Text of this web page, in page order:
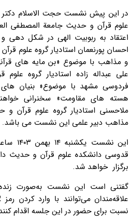
در این پیش نشست حجت الاسلام
علوم قرآن و حدیث جامعة المصطفی
اعتقاد به ربوبیت الهی در شکل دهی
احسان پورنعمان استادیار گروه علوم
و مذاهب با موضوع «بن مایه های
علی عبداله زاده استادیار گروه
فردوسی مشهد با موضوع« بنیان های
هسته های مقاومت» سخنرانی
ملاحسنی استادیار گروه علوم قرآن و
مذاهب دبیر علمی این نشست می باشد.
قدوسی دانشکده علوم قرآن و حدیث
برگزار خواهد شد.
گفتنی است این نشست به‌صورت
نسبت برای حضور در این جلسه اقدام